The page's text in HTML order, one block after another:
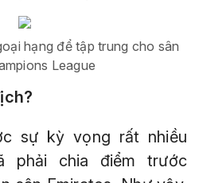
hạng để tập trung cho sân
League
sự kỳ vọng rất nhiều
phải chia điểm trước